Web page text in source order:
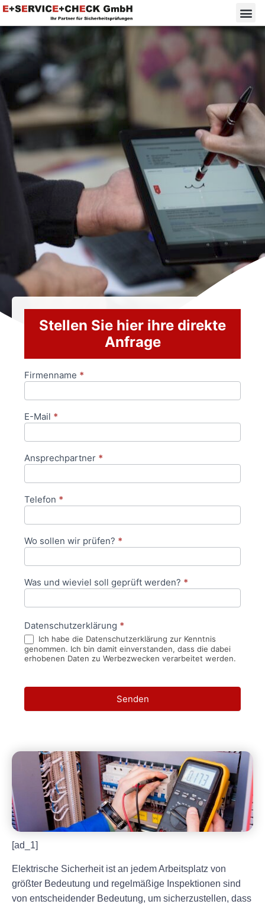
Stellen Sie hier ihre direkte
Anfrage
Anfrageformular
Firmenname *
E-Mail *
Ansprechpartner *
Telefon *
Wo sollen wir prüfen? *
Was und wieviel soll geprüft werden? *
Datenschutzerklärung *
Ich habe die Datenschutzerklärung zur Kenntnis
genommen. Ich bin damit einverstanden, dass die dabei
erhobenen Daten zu Werbezwecken verarbeitet werden.
Senden
[ad_1]
Elektrische Sicherheit ist an jedem Arbeitsplatz von
größter Bedeutung und regelmäßige Inspektionen sind
von entscheidender Bedeutung, um sicherzustellen, dass